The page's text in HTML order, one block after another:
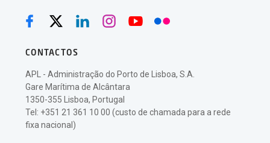
CONTACTOS
APL - Administração do Porto de Lisboa, S.A.
Gare Marítima de Alcântara
1350-355 Lisboa, Portugal
Tel: +351 21 361 10 00 (custo de chamada para a rede
fixa nacional)